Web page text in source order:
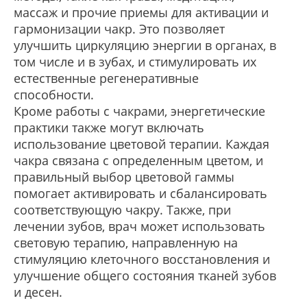
массаж и прочие приемы для активации и
гармонизации чакр. Это позволяет
улучшить циркуляцию энергии в органах, в
том числе и в зубах, и стимулировать их
естественные регенеративные
способности.
Кроме работы с чакрами, энергетические
практики также могут включать
использование цветовой терапии. Каждая
чакра связана с определенным цветом, и
правильный выбор цветовой гаммы
помогает активировать и сбалансировать
соответствующую чакру. Также, при
лечении зубов, врач может использовать
световую терапию, направленную на
стимуляцию клеточного восстановления и
улучшение общего состояния тканей зубов
и десен.